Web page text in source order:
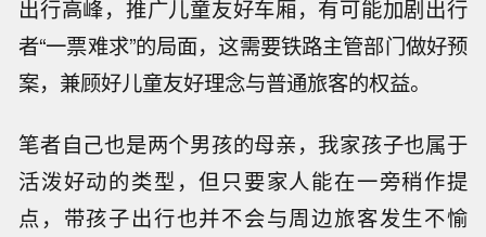
出行高峰，推广儿童友好车厢，有可能加剧出行
者“一票难求”的局面，这需要铁路主管部门做好预
案，兼顾好儿童友好理念与普通旅客的权益。
笔者自己也是两个男孩的母亲，我家孩子也属于
活泼好动的类型，但只要家人能在一旁稍作提
点，带孩子出行也并不会与周边旅客发生不愉